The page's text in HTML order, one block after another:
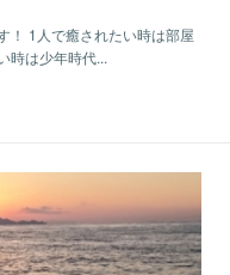
！ 1人で癒されたい時は部屋
時は少年時代...